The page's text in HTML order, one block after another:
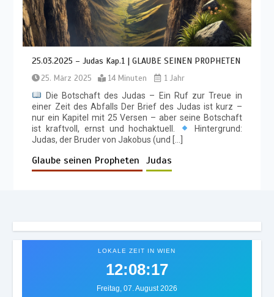
25.03.2025 – Judas Kap.1 | GLAUBE SEINEN PROPHETEN
25. März 2025 14 Minuten
1 Jahr
Die Botschaft des Judas – Ein Ruf zur Treue in
einer Zeit des Abfalls Der Brief des Judas ist kurz –
nur ein Kapitel mit 25 Versen – aber seine Botschaft
ist kraftvoll, ernst und hochaktuell.
Hintergrund:
Judas, der Bruder von Jakobus (und […]
Glaube seinen Propheten Judas
LOKALE ZEIT IN WIEN
12:08:21
Freitag, 07. August 2026